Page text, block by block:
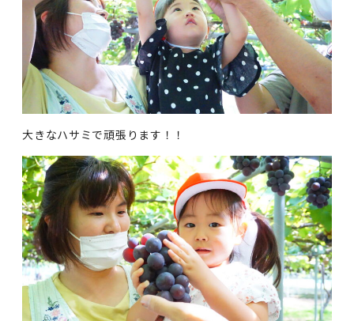
大きなハサミで頑張ります！！